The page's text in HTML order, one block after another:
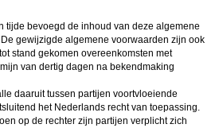
tijde bevoegd de inhoud van deze algemene
gewijzigde algemene voorwaarden zijn ook
stand gekomen overeenkomsten met
van dertig dagen na bekendmaking
daaruit tussen partijen voortvloeiende
het Nederlands recht van toepassing.
op de rechter zijn partijen verplicht zich